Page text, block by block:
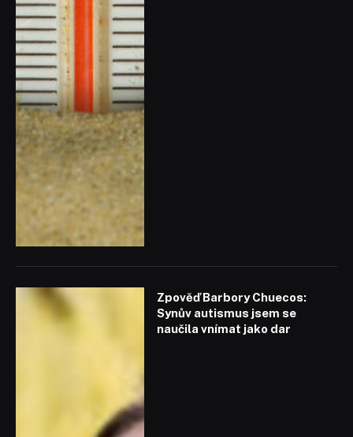
Zpověď Barbory Chuecos:
Synův autismus jsem se
naučila vnímat jako dar